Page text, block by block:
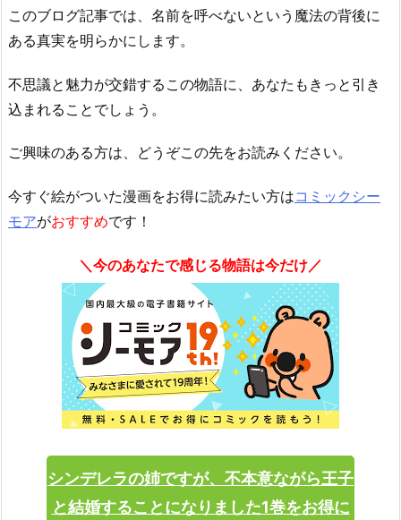
このブログ記事では、名前を呼べないという魔法の背後に
ある真実を明らかにします。
不思議と魅力が交錯するこの物語に、あなたもきっと引き
込まれることでしょう。
ご興味のある方は、どうぞこの先をお読みください。
今すぐ絵がついた漫画をお得に読みたい方はコミックシー
モアがおすすめです！
＼今のあなたで感じる物語は今だけ／
シンデレラの姉ですが、不本意ながら王子
と結婚することになりました1巻をお得に